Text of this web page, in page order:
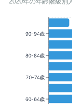
90-94歳
80-84歳
70-74歳
60-64歳